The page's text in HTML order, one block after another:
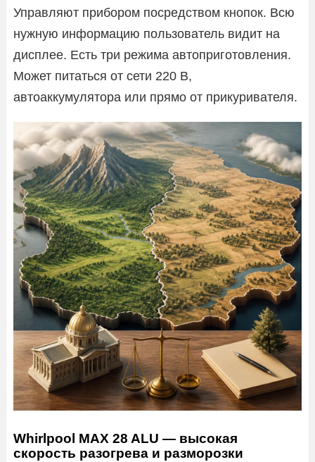
Управляют прибором посредством кнопок. Всю
нужную информацию пользователь видит на
дисплее. Есть три режима автоприготовления.
Может питаться от сети 220 В,
автоаккумулятора или прямо от прикуривателя.
Whirlpool MAX 28 ALU — высокая
скорость разогрева и разморозки